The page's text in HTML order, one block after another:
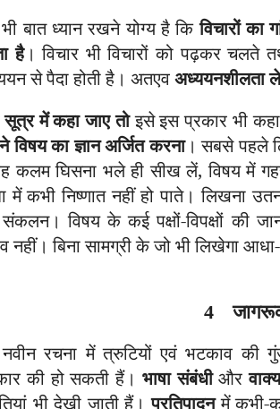
बात ध्यान रखने योग्य है किविचारों का
है। विचार भी विचारों को पढ़कर चलते
से पैदा होती है। अतएवअध्ययनशीलता
में कहा जाए तोइसे इस प्रकार भी
विषय का ज्ञान अर्जित करना। सबसे पहले
कलम घिसना भले ही सीख लें, विषय में
में कभी निष्णात नहीं हो पाते। लिखना
विषय के कई पक्षों-विपक्षों की
नहीं। बिना सामग्री के जो भी लिखेगा
4
रचना में त्रुटियों एवं भटकाव की
की हो सकती हैं। भाषा संबंधीऔर
भी देखी जाती हैं।प्रतिपादनमें कभी-